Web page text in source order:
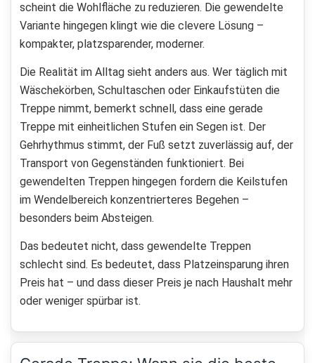
scheint die Wohlfläche zu reduzieren. Die gewendelte
Variante hingegen klingt wie die clevere Lösung –
kompakter, platzsparender, moderner.
Die Realität im Alltag sieht anders aus. Wer täglich mit
Wäschekörben, Schultaschen oder Einkaufstüten die
Treppe nimmt, bemerkt schnell, dass eine gerade
Treppe mit einheitlichen Stufen ein Segen ist. Der
Gehrhythmus stimmt, der Fuß setzt zuverlässig auf, der
Transport von Gegenständen funktioniert. Bei
gewendelten Treppen hingegen fordern die Keilstufen
im Wendelbereich konzentrierteres Begehen –
besonders beim Absteigen.
Das bedeutet nicht, dass gewendelte Treppen
schlecht sind. Es bedeutet, dass Platzeinsparung ihren
Preis hat – und dass dieser Preis je nach Haushalt mehr
oder weniger spürbar ist.